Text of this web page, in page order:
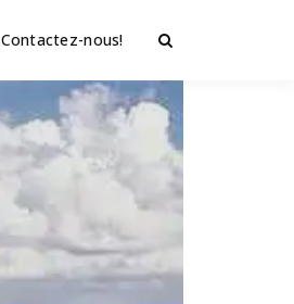
Contactez-nous!